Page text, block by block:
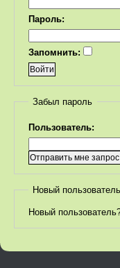
Пароль:
Запомнить:
Забыл пароль
Пользователь:
Новый пользователь
Новый